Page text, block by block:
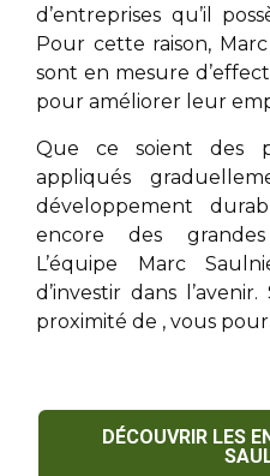
d’entreprises qu’il
Pour cette raison,
sont en mesure
pour améliorer leur
Que ce soient des
appliqués
développement
encore des
L’équipe Marc
d’investir dans
proximité de , vous
DÉCOUVRIR LES